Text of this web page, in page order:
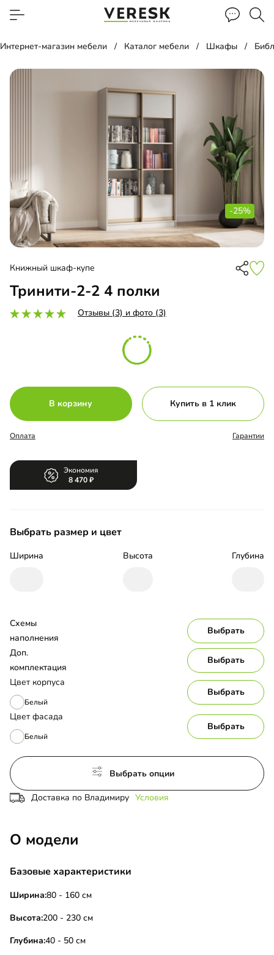
Интернет-магазин мебели Каталог мебели Шкафы
-25%
Книжный шкаф-купе
Тринити-2-2 4 полки
Отзывы (3) и фото (3)
В корзину Купить в 1 клик
Оплата Гарантии
Экономия
8 470
Выбрать размер и цвет
Ширина Высота Глубина
Цвет корпуса
Белый
Выбрать
Цвет фасада
Белый
Выбрать
Схемы
наполнения
Выбрать
Доп.
комплектация
Выбрать
Выбрать опции
Доставка по Владимиру Условия
О модели
Базовые характеристики
Ширина:80 - 160 см
Высота:200 - 230 см
Глубина:40 - 50 см